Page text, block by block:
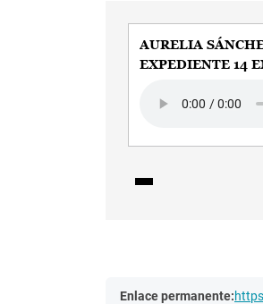
AURELIA
EXPEDIENTE 14
Enlace permanente: